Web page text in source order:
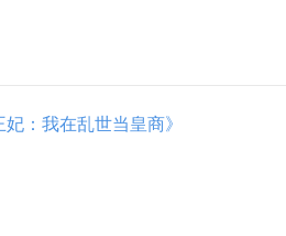
：我在乱世当皇商》